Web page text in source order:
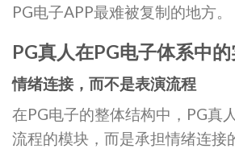
PG电子APP最难被复制的地方。
PG真人在PG电子体系中
情绪连接，而不是表演流程
在PG电子的整体结构中，PG真
流程的模块，而是承担情绪连接